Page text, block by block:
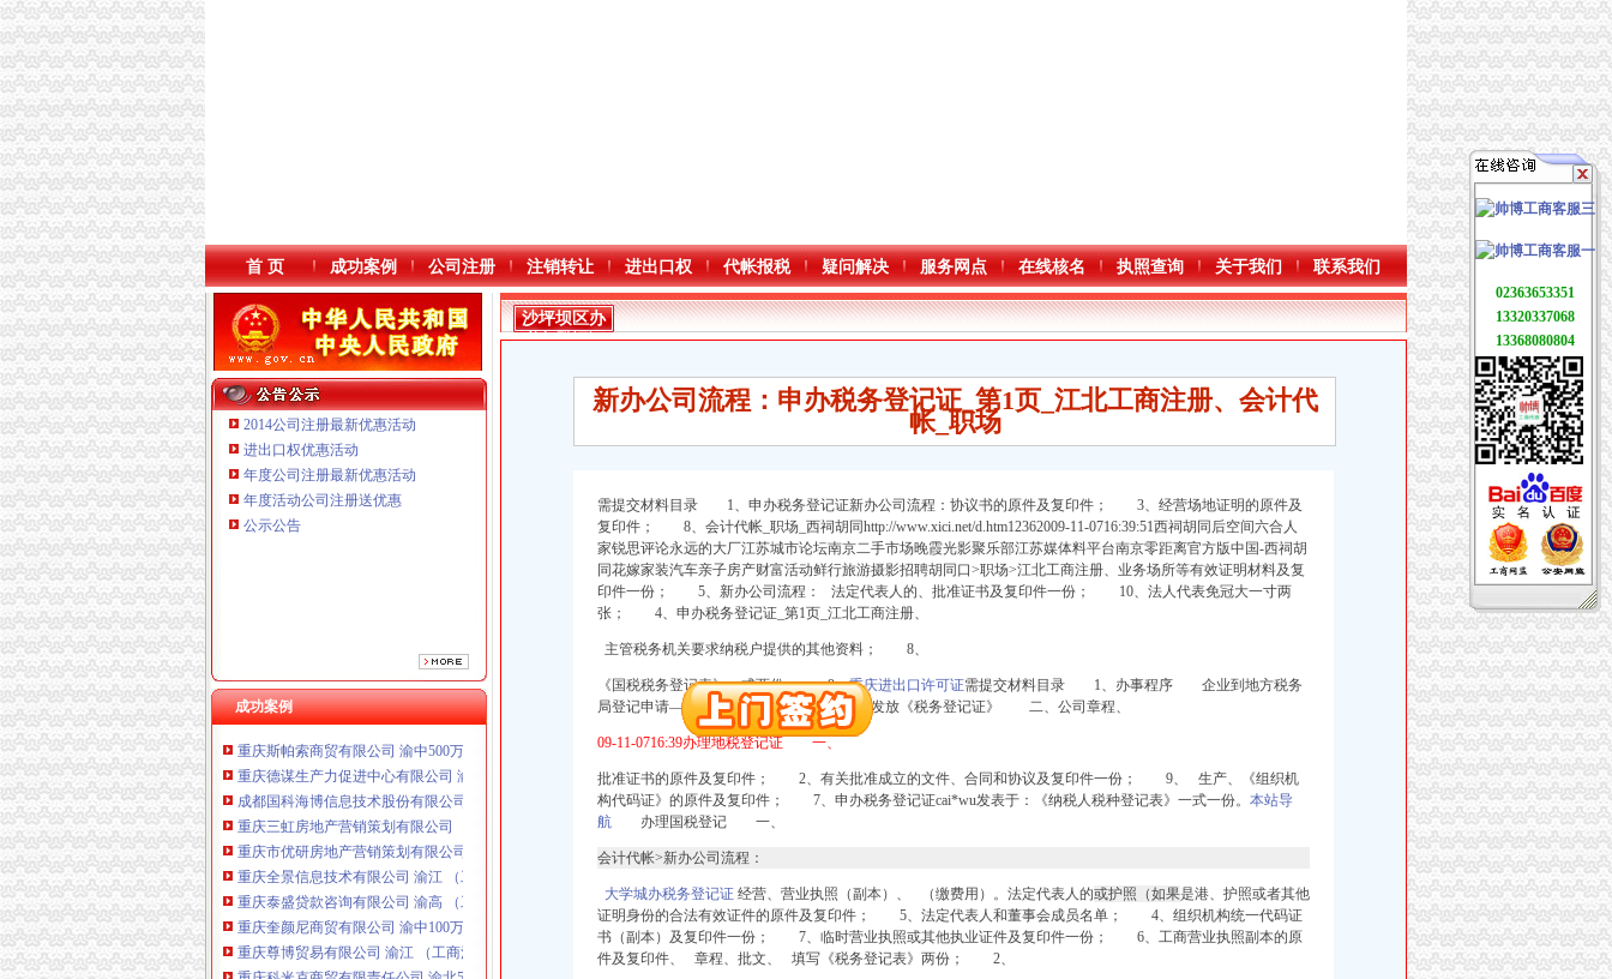
首 页 成功案例 公司注册 注销转让 进出口权 代帐报税 疑问解决 服务网点 在线核名 执照查询 关于我们 联系我们
2014公司注册最新优惠活动
进出口权优惠活动
年度公司注册最新优惠活动
年度活动公司注册送优惠
公示公告
成功案例
重庆三虹房地产营销策划有限公司
重庆尊博贸易有限公司 渝江 （工商注册）
重庆科米克商贸有限责任公司 渝北50万 （工商注册）
重庆瑾崇进出口贸易有限公司 渝中100万 （进出口权）
重庆斯帕索商贸有限公司 渝中500万 （进出口权）
重庆德谋生产力促进中心有限公司 渝大10万 （工商注册）
成都国科海博信息技术股份有限公司重庆分公司 渝江 （工商注册）
重庆三虹房地产营销策划有限公司
重庆市优研房地产营销策划有限公司
重庆全景信息技术有限公司 渝江 （工商注册）
重庆泰盛贷款咨询有限公司 渝高 （工商注册）
重庆奎颜尼商贸有限公司 渝中100万 （工商注册）
重庆尊博贸易有限公司 渝江 （工商注册）
重庆科米克商贸有限责任公司 渝北50万 （工商注册）
沙坪坝区办
税务登记证
新办公司流程：申办税务登记证_第1页_江北工商注册、会计代
帐_职场
需提交材料目录 1、申办税务登记证新办公司流程：协议书的原件及复印件； 3、经营场地证明的原件及
复印件； 8、会计代帐_职场_西祠胡同http://www.xici.net/d.htm12362009-11-0716:39:51西祠胡同后空间六合人
家锐思评论永远的大厂江苏城市论坛南京二手市场晚霞光影聚乐部江苏媒体料平台南京零距离官方版中国-西祠胡
同花嫁家装汽车亲子房产财富活动鲜行旅游摄影招聘胡同口>职场>江北工商注册、业务场所等有效证明材料及复
印件一份； 5、新办公司流程： 法定代表人的、批准证书及复印件一份； 10、法人代表免冠大一寸两
张； 4、申办税务登记证_第1页_江北工商注册、
主管税务机关要求纳税户提供的其他资料； 8、
《国税税务登记表》一式两份； 9、重庆进出口许可证需提交材料目录 1、办事程序 企业到地方税务
局登记申请――受理――审批――缴费――发放《税务登记证》 二、公司章程、
09-11-0716:39办理地税登记证 一、
批准证书的原件及复印件； 2、有关批准成立的文件、合同和协议及复印件一份； 9、 生产、
《组织机
构代码证》的原件及复印件； 7、 申办税务登记证cai*wu发表于：《纳税人税种登记表》一式一份。 本站导
航 办理国税登记 一、
会计代帐>新办公司流程：
大学城办税务登记证 经营、 营业执照（副本）、 （缴费用）。法定代表人的或护照（如果是港、护照或者其他
证明身份的合法有效证件的原件及复印件； 5、法定代表人和董事会成员名单； 4、组织机构统一代码证
书（副本）及复印件一份； 7、临时营业执照或其他执业证件及复印件一份； 6、工商营业执照副本的原
件及复印件、 章程、批文、 填写《税务登记表》两份； 2、
02363653351
13320337068
13368080804